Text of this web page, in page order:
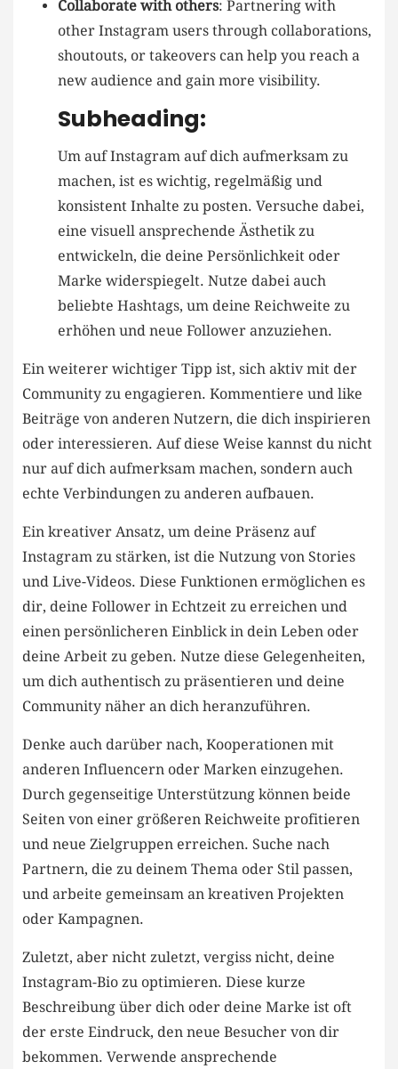
Collaborate with‌ others: ​Partnering with
other Instagram users through ⁤collaborations,
shoutouts, or takeovers‍ can help you reach a
new audience and gain more ​visibility.
Subheading:
Um auf Instagram auf dich ​aufmerksam ⁢zu
machen, ist es wichtig, regelmäßig und⁢
konsistent Inhalte ‍zu posten. Versuche dabei,
‍eine visuell ⁤ansprechende Ästhetik zu
entwickeln, ⁤die deine​ Persönlichkeit​ oder
Marke widerspiegelt. Nutze dabei ‌auch
⁤beliebte Hashtags, um deine Reichweite zu
⁢erhöhen und neue ‍Follower anzuziehen. ‌
Ein weiterer wichtiger⁢ Tipp ist, sich aktiv mit ⁤der
Community ​zu engagieren. Kommentiere und like
Beiträge ‌von anderen Nutzern, die dich ‍inspirieren‌
oder interessieren. Auf diese Weise kannst du nicht
⁢nur auf dich aufmerksam machen, sondern auch
echte Verbindungen zu ‍anderen aufbauen.
Ein​ kreativer Ansatz, um deine Präsenz auf‍
Instagram zu​ stärken, ​ist die Nutzung ⁣von Stories
und Live-Videos. Diese Funktionen​ ermöglichen es​
dir, deine Follower in Echtzeit zu erreichen und
einen persönlicheren Einblick in dein Leben oder
deine Arbeit zu geben. Nutze diese Gelegenheiten,
um dich authentisch zu präsentieren und deine
Community näher an​ dich heranzuführen.
Denke⁢ auch darüber nach, Kooperationen‌ mit
anderen Influencern oder Marken einzugehen.
Durch gegenseitige Unterstützung können‌ beide‍
Seiten von einer größeren Reichweite profitieren
und ‍neue‌ Zielgruppen erreichen. Suche nach
Partnern, die zu ‍deinem ⁣Thema oder Stil ⁣passen,⁢
und arbeite gemeinsam an kreativen ​Projekten‍
oder Kampagnen.
Zuletzt, aber nicht‍ zuletzt, vergiss nicht, deine‍
Instagram-Bio zu‌ optimieren. Diese kurze
⁢Beschreibung über dich oder deine ‍Marke ist oft
der erste Eindruck, ‌den neue Besucher⁤ von dir
bekommen. Verwende ansprechende